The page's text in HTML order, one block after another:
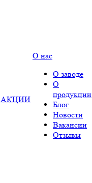
АКЦИИ
О нас
О заводе
О
продукции
Блог
Новости
Вакансии
Отзывы